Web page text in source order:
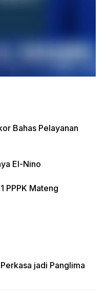
Bahas Pelayanan
El-Nino
PPPK Mateng
jadi Panglima